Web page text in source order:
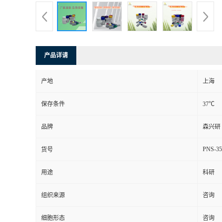
产品详请
产地 上海
保存条件 37℃
品牌 森兴研
货号 PNS-
用途 科研
组织来源 咨询
细胞形态 咨询